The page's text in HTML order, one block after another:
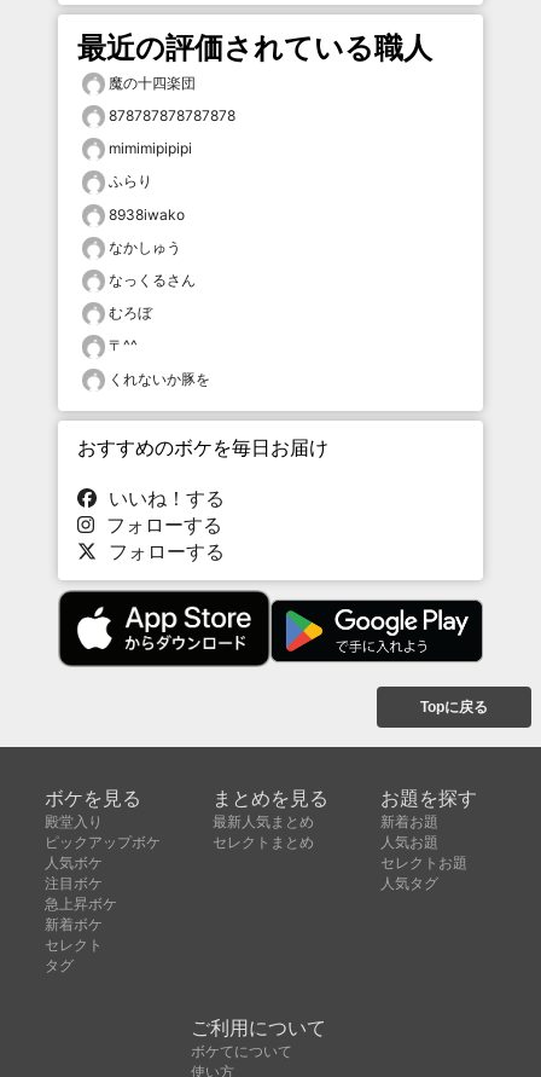
最近の評価されている職人
魔の十四楽団
878787878787878
mimimipipipi
ふらり
8938iwako
なかしゅう
なっくるさん
むろぼ
〒^^
くれないか豚を
おすすめのボケを毎日お届け
いいね！する
フォローする
フォローする
Topに戻る
ボケを見る
殿堂入り
ピックアップボケ
人気ボケ
注目ボケ
急上昇ボケ
新着ボケ
セレクト
タグ
まとめを見る
最新人気まとめ
セレクトまとめ
お題を探す
新着お題
人気お題
セレクトお題
人気タグ
ご利用について
ボケてについて
使い方